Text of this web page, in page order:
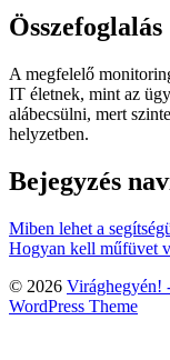
Összefoglalás
A megfelelő
IT életnek, mint az
alábecsülni, mert
helyzetben.
Bejegyzés
Miben lehet a
Hogyan kell műfüvet
© 2026 Virághegyén!
WordPress Theme